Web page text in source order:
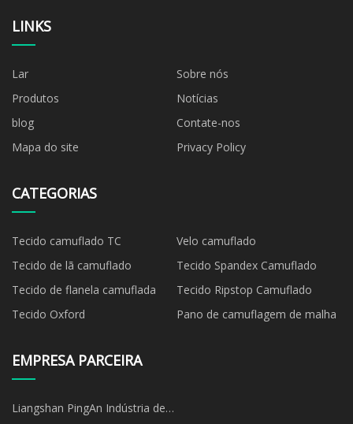
LINKS
Lar
Sobre nós
Produtos
Notícias
blog
Contate-nos
Mapa do site
Privacy Policy
CATEGORIAS
Tecido camuflado TC
Velo camuflado
Tecido de lã camuflado
Tecido Spandex Camuflado
Tecido de flanela camuflada
Tecido Ripstop Camuflado
Tecido Oxford
Pano de camuflagem de malha
EMPRESA PARCEIRA
Liangshan PingAn Indústria de